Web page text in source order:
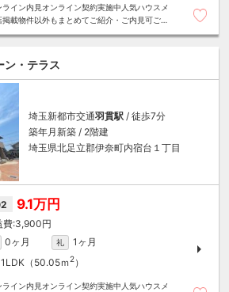
イン内見オンライン契約実施中人気ハウスメ
載物件以外もまとめてご紹介・ご内見可ご予
ン・テラス
埼玉新都市交通羽貫駅 / 徒歩7分
築年月新築 / 2階建
埼玉県北足立郡伊奈町内宿台１丁目
9.1万円
3,900円
0ヶ月 礼
1ヶ月
1LDK（50.05ｍ 2）
イン内見オンライン契約実施中人気ハウスメ